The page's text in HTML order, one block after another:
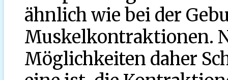
ähnlich wie bei der
Muskelkontraktionen.
Möglichkeiten daher